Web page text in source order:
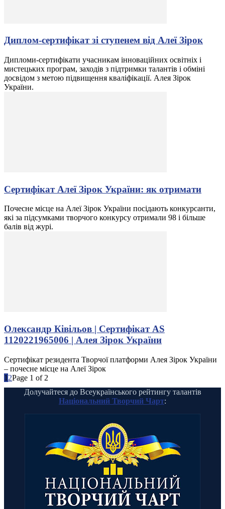
Диплом-сертифікат зі ступенем від Алеї Зірок
Дипломи-сертифікати учасникам інноваційних освітніх і
мистецьких програм, заходів з підтримки талантів і обміні
досвідом з метою підвищення кваліфікації. Алея Зірок
України.
Сертифікат Алеї Зірок України: як отримати
Почесне місце на Алеї Зірок України посідають конкурсанти,
які за підсумками творчого конкурсу отримали 98 і більше
балів від журі.
Олександр Ківільов | Сертифікат AS
1120221965006 | Алея Зірок України
Сертифікат резидента Творчої платформи Алея Зірок України
– почесне місце на Алеї Зірок
1 2Page 1 of 2
Долучайтеся до Всеукраїнського рейтингу талантів
Національний Творчий Чарт: